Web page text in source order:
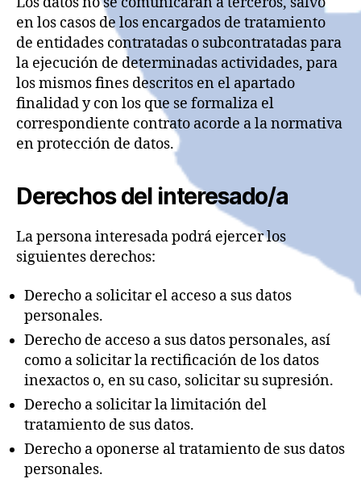
en los casos de los encargados de tratamiento
de entidades contratadas o subcontratadas para
la ejecución de determinadas actividades, para
los mismos fines descritos en el apartado
finalidad y con los que se formaliza el
correspondiente contrato acorde a la normativa
en protección de datos.
Derechos del interesado/a
La persona interesada podrá ejercer los
siguientes derechos:
Derecho a solicitar el acceso a sus datos
personales.
Derecho de acceso a sus datos personales, así
como a solicitar la rectificación de los datos
inexactos o, en su caso, solicitar su supresión.
Derecho a solicitar la limitación del
tratamiento de sus datos.
Derecho a oponerse al tratamiento de sus datos
personales.